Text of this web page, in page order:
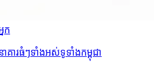
ក
គារធំៗទាំងអស់ទូទាំងកម្ពុជា